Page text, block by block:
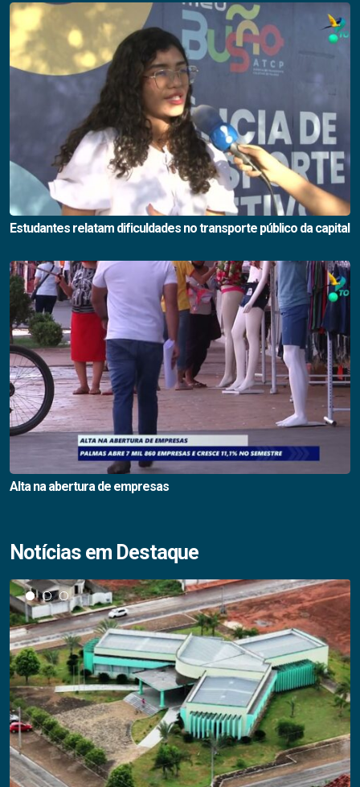
Estudantes relatam dificuldades no transporte público da capital
Alta na abertura de empresas
Notícias em Destaque